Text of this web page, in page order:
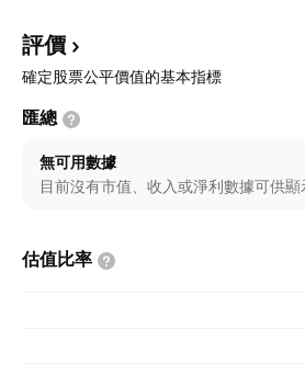
評價
確定股票公平價值的基本指標
匯總
無可用數據
目前沒有市值、收入或淨利數據可供顯
估值比率